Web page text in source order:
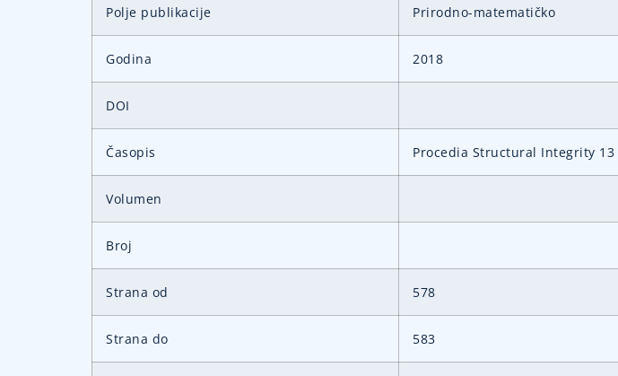
Polje publikacije Prirodno-matematičko
Godina 2018
DOI
Časopis Procedia Structural Integrity 13
Volumen
Broj
Strana od 578
Strana do 583